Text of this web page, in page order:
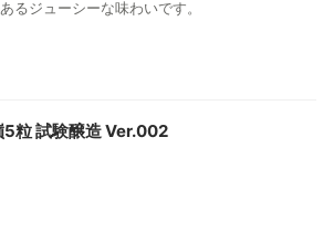
るジューシーな味わいです。
5粒 試験醸造 Ver.002